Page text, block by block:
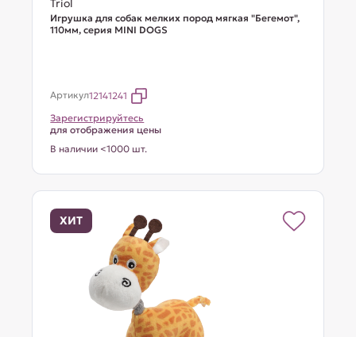
Triol
Игрушка для собак мелких пород мягкая "Бегемот",
110мм, серия MINI DOGS
Артикул12141241
Зарегистрируйтесь
для отображения цены
В наличии <1000 шт.
ХИТ